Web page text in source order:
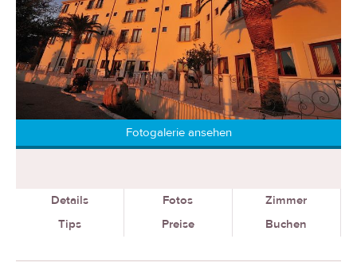
Fotogalerie ansehen
Details Fotos
Zimmer
Tips
Preise Buchen